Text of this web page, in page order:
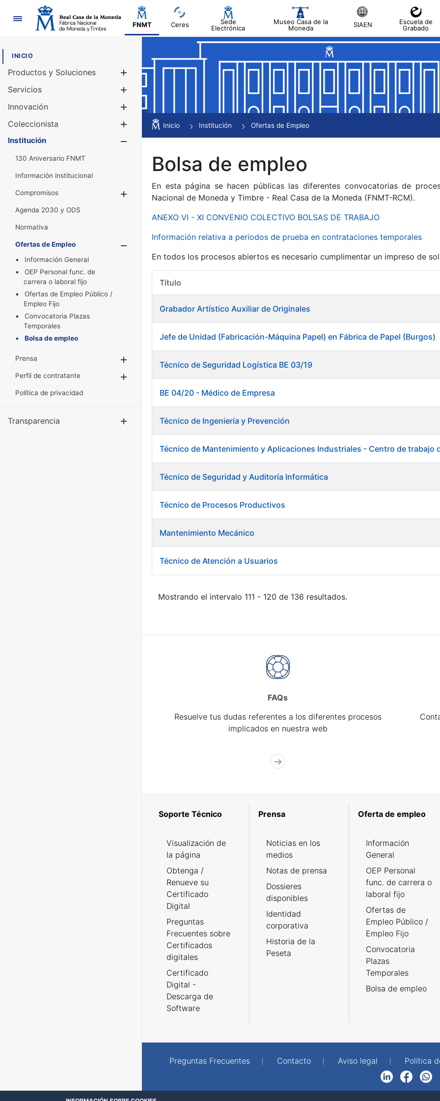
Navegación
FNMT Ceres
Sede
Electrónica
Museo Casa de la
Moneda
SIAEN
Escuela de
Grabado
INICIO
Productos y Soluciones
Mostrar/Ocultar
Servicios
Innovación
Coleccionista
Mostrar/Ocultar
Institución
130 Aniversario FNMT
Información institucional
Compromisos
Mostrar/Ocultar
Agenda 2030 y ODS
Normativa
Ofertas de Empleo
Información General
OEP Personal func. de
carrera o laboral fijo
Ofertas de Empleo Público /
Empleo Fijo
Convocatoria Plazas
Temporales
Bolsa de empleo
Prensa
Perfil de contratante
Política de privacidad
Transparencia Mostrar/Ocultar
Inicio Institución Ofertas de Empleo
Bolsa de empleo
En esta página se hacen públicas las diferentes convocatorias de
Nacional de Moneda y Timbre - Real Casa de la Moneda (FNMT-RCM).
ANEXO VI - XI CONVENIO COLECTIVO BOLSAS DE TRABAJO
Información relativa a periodos de prueba en contrataciones temporales
En todos los procesos abiertos es necesario cumplimentar un impreso de
Título
Grabador Artístico Auxiliar de Originales
Jefe de Unidad (Fabricación-Máquina Papel) en Fábrica de Papel (Burgos)
Técnico de Seguridad Logística BE 03/19
BE 04/20 - Médico de Empresa
Técnico de Ingeniería y Prevención
Técnico de Mantenimiento y Aplicaciones Industriales - Centro de trabajo
Técnico de Seguridad y Auditoría Informática
Técnico de Procesos Productivos
Mantenimiento Mecánico
Técnico de Atención a Usuarios
Mostrando el intervalo 111 - 120 de 136 resultados.
FAQs
Resuelve tus dudas referentes a los diferentes procesos
implicados en nuestra web
Soporte Técnico
Visualización de
la página
Obtenga /
Renueve su
Certificado
Digital
Preguntas
Frecuentes sobre
Certificados
digitales
Certificado
Digital -
Descarga de
Software
Prensa
Noticias en los
medios
Notas de prensa
Dossieres
disponibles
Identidad
corporativa
Historia de la
Peseta
Oferta de empleo
Información
General
OEP Personal
func. de carrera o
laboral fijo
Ofertas de
Empleo Público /
Empleo Fijo
Convocatoria
Plazas
Temporales
Bolsa de empleo
Preguntas Frecuentes Contacto Aviso legal Política
FacebookWhatsApp